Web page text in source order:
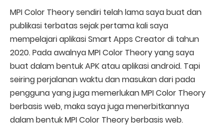
MPI Color Theory sendiri telah lama saya buat dan
publikasi terbatas sejak pertama kali saya
mempelajari aplikasi Smart Apps Creator di tahun
2020. Pada awalnya MPI Color Theory yang saya
buat dalam bentuk APK atau aplikasi android. Tapi
seiring perjalanan waktu dan masukan dari pada
pengguna yang juga memerlukan MPI Color Theory
berbasis web, maka saya juga menerbitkannya
dalam bentuk MPI Color Theory berbasis web.